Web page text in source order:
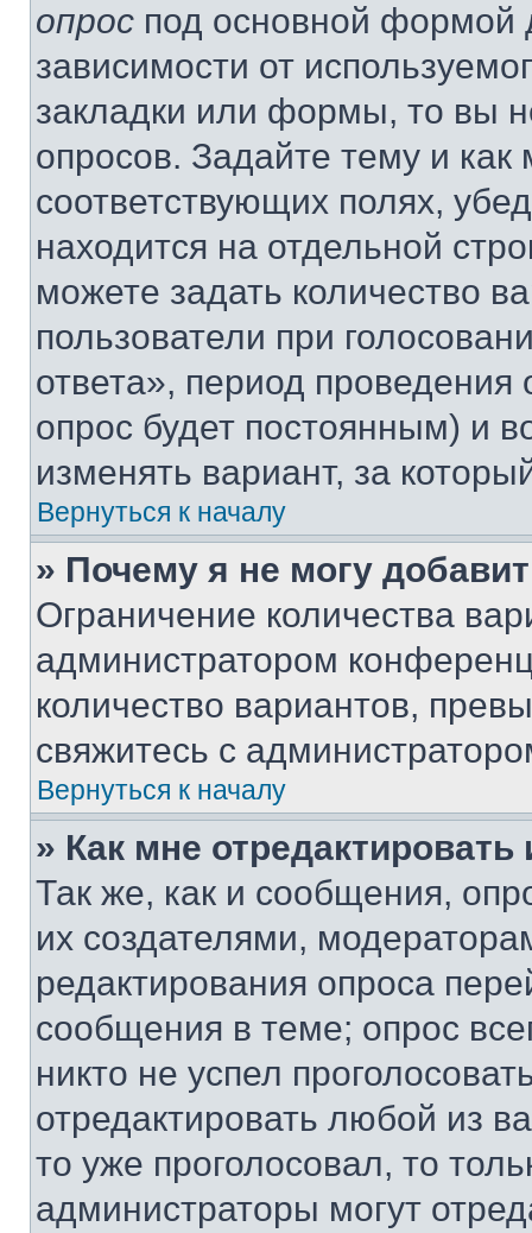
опрос под основной формой
зависимости от
закладки или формы, то вы
опросов. Задайте тему и
соответствующих полях,
находится на отдельной
можете задать количество
пользователи при
ответа», период проведения
опрос будет постоянным) и
изменять вариант, за
Вернуться к началу
» Почему я не могу
Ограничение количества
администратором
количество вариантов,
свяжитесь с
Вернуться к началу
» Как мне
Так же, как и сообщения,
их создателями,
редактирования опроса
сообщения в теме; опрос
никто не успел
отредактировать любой из
то уже проголосовал, то
администраторы могут